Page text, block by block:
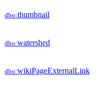
dbo:thumbnail
dbo:watershed
dbo:wikiPageExternalLink